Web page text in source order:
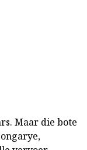
Maar die bote